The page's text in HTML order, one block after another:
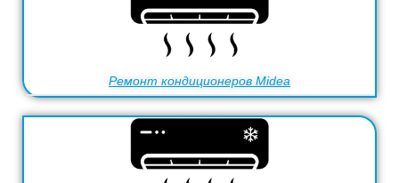
Ремонт кондиционеров Midea